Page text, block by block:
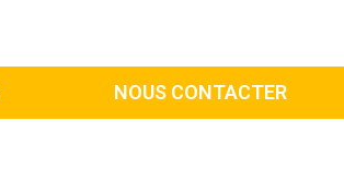
NOUS CONTACTER